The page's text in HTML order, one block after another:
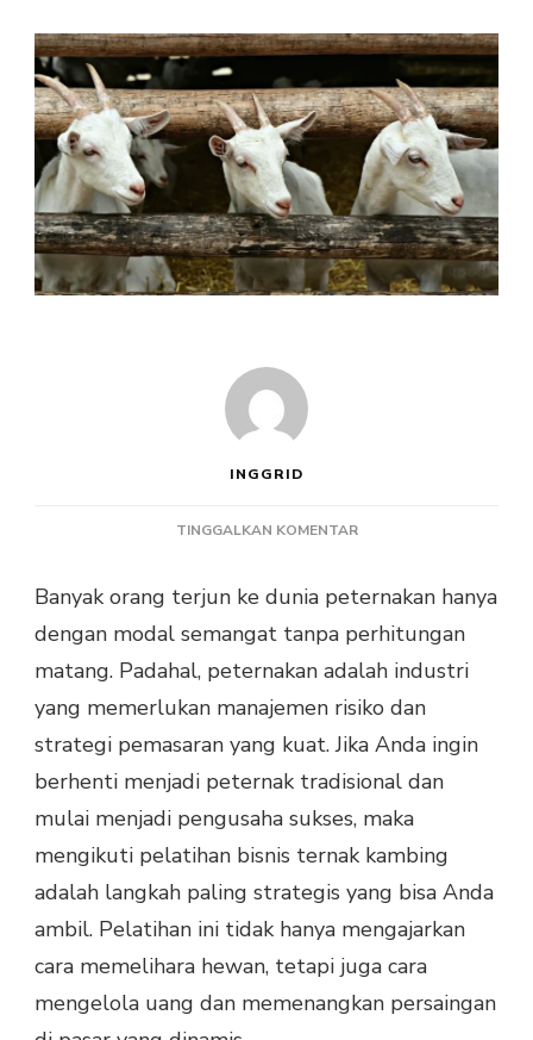
INGGRID
TINGGALKAN KOMENTARPADA
MENJADI
ASET:
MELALUI
PELATIHAN
TERNAK
KAMBING
Banyak orang terjun ke dunia peternakan hanya
dengan modal semangat tanpa perhitungan
matang. Padahal, peternakan adalah industri
yang memerlukan manajemen risiko dan
strategi pemasaran yang kuat. Jika Anda ingin
berhenti menjadi peternak tradisional dan
mulai menjadi pengusaha sukses, maka
mengikuti pelatihan bisnis ternak kambing
adalah langkah paling strategis yang bisa Anda
ambil. Pelatihan ini tidak hanya mengajarkan
cara memelihara hewan, tetapi juga cara
mengelola uang dan memenangkan persaingan